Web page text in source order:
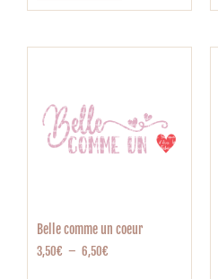
Belle comme un coeur
3,50€ – 6,50€